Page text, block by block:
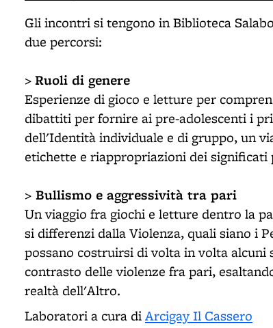
Gli incontri si tengono in Biblioteca
due percorsi:
>Ruoli di genere
Esperienze di gioco e letture per
dibattiti per fornire ai pre-adolescenti i
dell'Identità individuale e di gruppo, un
etichette e riappropriazioni dei significati
> Bullismo e aggressività tra pari
Un viaggio fra giochi e letture dentro la
si differenzi dalla Violenza, quali siano i
possano costruirsi di volta in volta
contrasto delle violenze fra pari,
realtà dell'Altro.
Laboratori a cura diArcigay Il Cassero